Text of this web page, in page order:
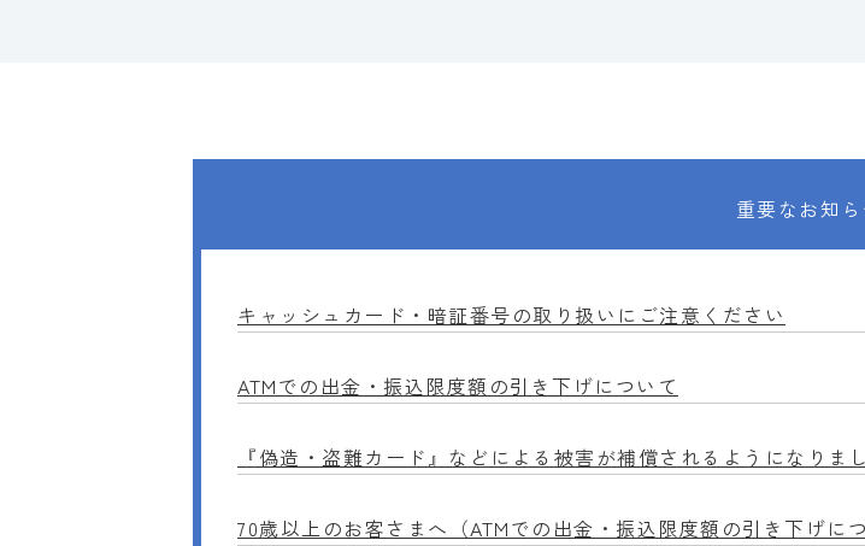
重要なお知
キャッシュカード・暗証番号の取り扱いにご注意ください
ATMでの出金・振込限度額の引き下げについて
『偽造・盗難カード』などによる被害が補償されるようになりま
70歳以上のお客さまへ（ATMでの出金・振込限度額の引き下げに